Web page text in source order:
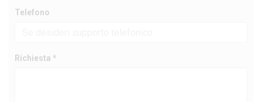
Telefono
Richiesta *